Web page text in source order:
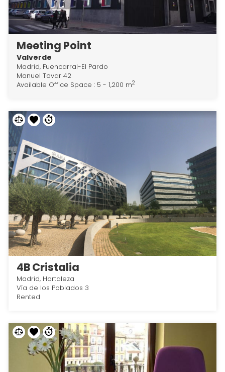
Meeting Point
Valverde
Madrid, Fuencarral-El Pardo
Manuel Tovar 42
Available Office Space : 5 - 1,200 m2
4B Cristalia
Madrid, Hortaleza
Vía de los Poblados 3
Rented